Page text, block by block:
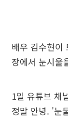
배우 김수현이
장에서 눈시울
1일 유튜브 채
정말 안녕. '눈